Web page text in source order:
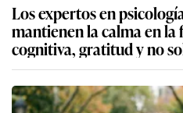
Los expertos en
mantienen la calma en
cognitiva, gratitud y no